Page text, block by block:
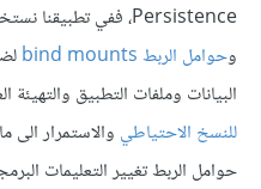
Persistence، ففي تطبيقنا نستخدم
وحوامل الربط bind mounts
البيانات وملفات التطبيق والتهيئة
للنسخ الاحتياطي والاستمرار الى
حوامل الربط تغيير التعليمات